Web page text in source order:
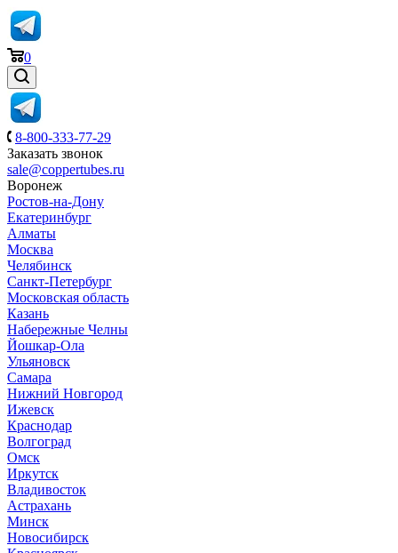
0
8-800-333-77-29
Заказать звонок
sale@coppertubes.ru
Воронеж
Ростов-на-Дону
Екатеринбург
Алматы
Москва
Челябинск
Санкт-Петербург
Московская область
Казань
Набережные Челны
Йошкар-Ола
Ульяновск
Самара
Нижний Новгород
Ижевск
Краснодар
Волгоград
Омск
Иркутск
Владивосток
Астрахань
Минск
Новосибирск